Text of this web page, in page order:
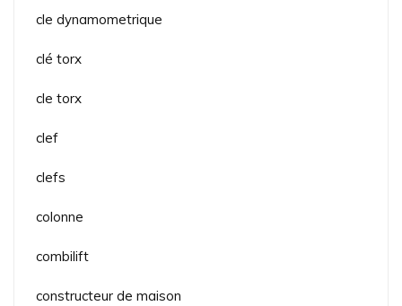
cle dynamometrique
clé torx
cle torx
clef
clefs
colonne
combilift
constructeur de maison